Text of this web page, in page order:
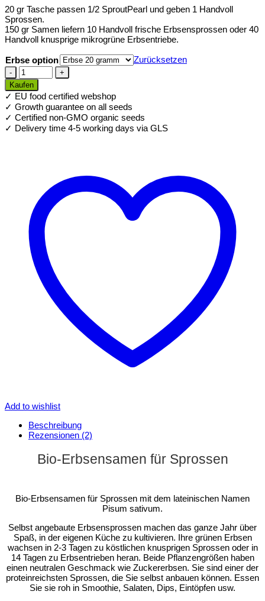
20 gr Tasche passen 1/2 SproutPearl und geben 1 Handvoll
Sprossen.
150 gr Samen liefern 10 Handvoll frische Erbsensprossen oder 40
Handvoll knusprige mikrogrüne Erbsentriebe.
Erbse option
Zurücksetzen
Bio
Erbsen
für
Sprossen
Menge
Kaufen
✓ EU food certified webshop
✓ Growth guarantee on all seeds
✓ Certified non-GMO organic seeds
✓ Delivery time 4-5 working days via GLS
Add to wishlist
Beschreibung
Rezensionen (2)
Bio-Erbsensamen für Sprossen
Bio-Erbsensamen für Sprossen mit dem lateinischen Namen
Pisum sativum.
Selbst angebaute Erbsensprossen machen das ganze Jahr über
Spaß, in der eigenen Küche zu kultivieren. Ihre grünen Erbsen
wachsen in 2-3 Tagen zu köstlichen knusprigen Sprossen oder in
14 Tagen zu Erbsentrieben heran. Beide Pflanzengrößen haben
einen neutralen Geschmack wie Zuckererbsen. Sie sind einer der
proteinreichsten Sprossen, die Sie selbst anbauen können. Essen
Sie sie roh in Smoothie, Salaten, Dips, Eintöpfen usw.